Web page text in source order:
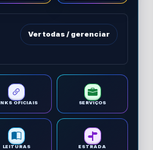
Ver todas / gerenciar
OFICIAIS SERVIÇOS
LEITURAS ESTRADA